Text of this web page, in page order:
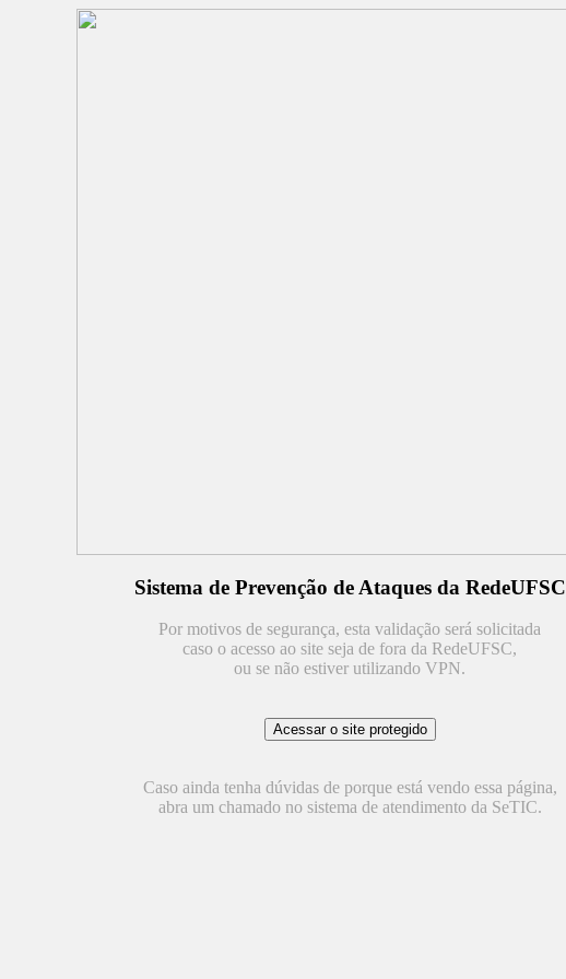
Sistema de Prevenção de Ataques da RedeUFSC
Por motivos de segurança, esta validação será solicitada
caso o acesso ao site seja de fora da RedeUFSC,
ou se não estiver utilizando VPN.
Caso ainda tenha dúvidas de porque está vendo essa página,
abra um chamado no sistema de atendimento da SeTIC.